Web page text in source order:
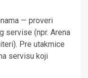
— proveri
servise (npr. Arena
Pre utakmice
servisu koji